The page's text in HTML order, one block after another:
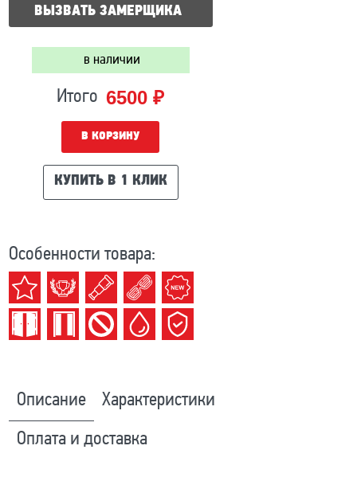
ВЫЗВАТЬ ЗАМЕРЩИКА
в наличии
Итого 6500 ₽
В КОРЗИНУ
КУПИТЬ В 1 КЛИК
Особенности товара:
Описание Характеристики
Оплата и доставка